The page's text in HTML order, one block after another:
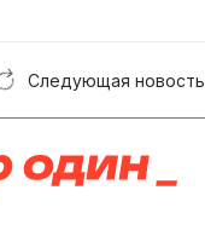
Следующая новость